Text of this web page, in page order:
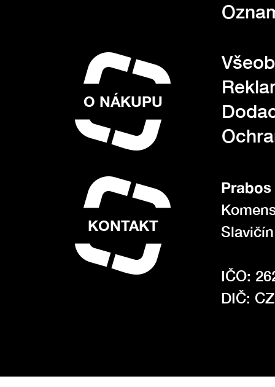
O NÁKUPU
KONTAKT
IČO:
DIČ: